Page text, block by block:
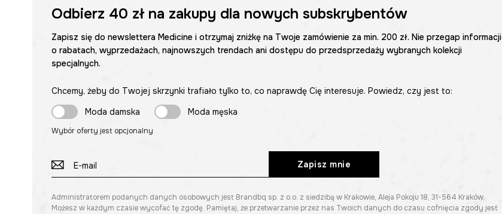
Odbierz 40 złna zakupy dla nowych subskrybentów
Zapisz się do newslettera Medicine i otrzymaj zniżkę na Twoje zamówienie za min. 200 zł. Nie przegap informacji
o rabatach, wyprzedażach, najnowszych trendach ani dostępu do przedsprzedaży wybranych kolekcji
specjalnych.
Chcemy, żeby do Twojej skrzynki trafiało tylko to, co naprawdę Cię interesuje. Powiedz, czy jest to:
Moda damska
Moda męska
Wybór oferty jest opcjonalny
Zapisz mnie
Administratorem podanych danych osobowych jest Brandbq sp. z o.o. z siedzibą w Krakowie, Aleja Pokoju 18, 31-564 Kraków.
Możesz w każdym czasie wycofać tę zgodę. Pamiętaj, że przetwarzanie przez nas Twoich danych do czasu cofnięcia zgody jest